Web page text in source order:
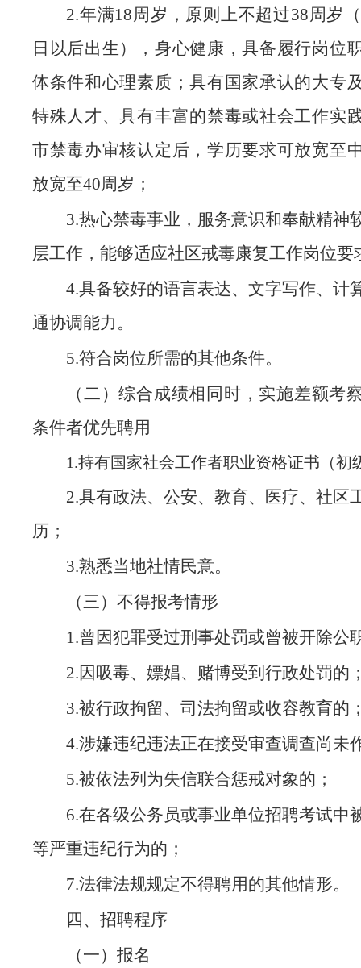
2.年满18周岁，原则上不超过38周岁
日以后出生），身心健康，具备履行岗位
体条件和心理素质；具有国家承认的大专
特殊人才、具有丰富的禁毒或社会工作实
市禁毒办审核认定后，学历要求可放宽至
放宽至40周岁；
3.热心禁毒事业，服务意识和奉献精神
层工作，能够适应社区戒毒康复工作岗位要
4.具备较好的语言表达、文字写作、计
通协调能力。
5.符合岗位所需的其他条件。
（二）综合成绩相同时，实施差额考
条件者优先聘用
1.持有国家社会工作者职业资格证书（初
2.具有政法、公安、教育、医疗、社区
历；
3.熟悉当地社情民意。
（三）不得报考情形
1.曾因犯罪受过刑事处罚或曾被开除公
2.因吸毒、嫖娼、赌博受到行政处罚的
3.被行政拘留、司法拘留或收容教育的
4.涉嫌违纪违法正在接受审查调查尚未
5.被依法列为失信联合惩戒对象的；
6.在各级公务员或事业单位招聘考试中
等严重违纪行为的；
7.法律法规规定不得聘用的其他情形。
四、招聘程序
（一）报名